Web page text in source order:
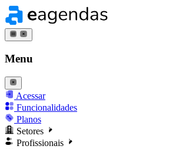
Menu
Acessar
Funcionalidades
Planos
Setores
Profissionais